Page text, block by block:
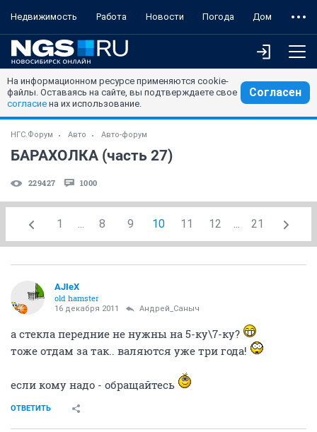
Недвижимость Работа Новости Погода Дом
На информационном ресурсе применяются cookie-
файлы. Оставаясь на сайте, вы подтверждаете свое
согласие на их использование.
Согласен
НГС.Форум Авто Авто-форум
БАРАХОЛКА (часть 27)
229427 1000
1 ... 8 9 10 11 12 ... 21
AJIeX
old hamster
16 декабря 2011 Андрей_Саныч
а стекла передние не нужны на 5-ку\7-ку?
тоже отдам за так.. валяются уже три года!
если кому надо - обращайтесь
ОТВЕТИТЬ